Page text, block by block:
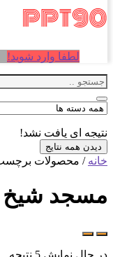
لطفا وارد شوید!
نتیجه ای یافت نشد!
دیدن همه نتایج
خانه / محصولات
مسجد شیخ
در حال نمایش 5 نتیجه